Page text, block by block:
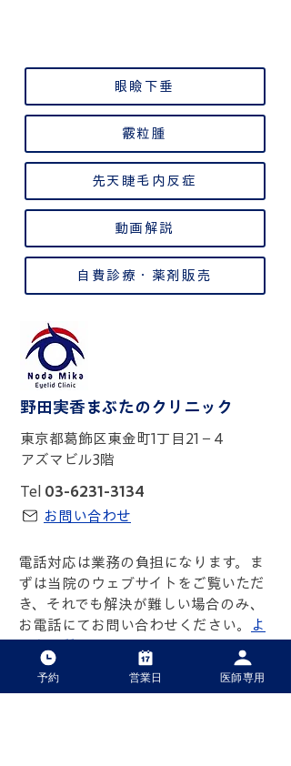
眼瞼下垂
霰粒腫
先天睫毛内反症
動画解説
自費診療・薬剤販売
野田実香まぶたのクリニック
東京都葛飾区東金町1丁目21－4
アズマビル3階
Tel 03-6231-3134
お問い合わせ
電話対応は業務の負担になります。ま
ずは当院のウェブサイトをご覧いただ
き、それでも解決が難しい場合のみ、
お電話にてお問い合わせください。
よ
予約 営業日 医師専用